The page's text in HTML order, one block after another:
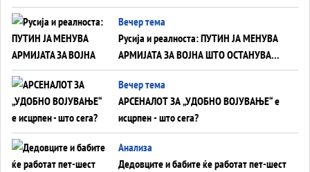
тајните на политиката на балансирање
на Вучиќ
Вечер тема
Русија и реалноста: ПУТИН ЈА МЕНУВА
АРМИЈАТА ЗА ВОЈНА ШТО ОСТАНУВА
БЕЗ ФРОНТ
Вечер тема
АРСЕНАЛОТ ЗА „УДОБНО ВОЈУВАЊЕ“ е
исцрпен - што сега?
Анализа
Дедовците и бабите ќе работат пет-шест